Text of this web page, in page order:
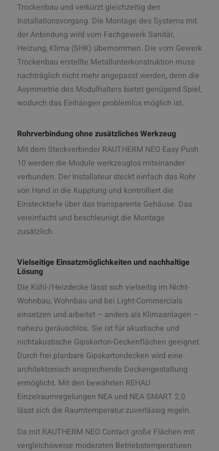
Trockenbau und verkürzt gleichzeitig den
Installationsvorgang. Die Montage des Systems mit
der Anbindung wird vom Fachgewerk Sanitär,
Heizung, Klima (SHK) übernommen. Die vom Gewerk
Trockenbau erstellte Metallunterkonstruktion muss
nachträglich nicht mehr angepasst werden, denn die
Asymmetrie des Modulhalters bietet genügend Spiel,
wodurch das Einhängen problemlos möglich ist.
Rohrverbindung ohne zusätzliches Werkzeug
Mit dem Steckverbinder RAUTHERM NEO Easy Push
10 werden die Module werkzeuglos miteinander
verbunden. Der Installateur steckt einfach das Rohr
von Hand in die Kupplung und kontrolliert die
Einstecktiefe über das transparente Gehäuse. Das
vereinfacht und beschleunigt die Montage
zusätzlich.
Vielseitige Einsatzmöglichkeiten und nachhaltige
Lösung
Die Kühl-/Heizdecke lässt sich vielseitig im Nicht-
Wohnbau, Wohnbau und bei Light-Commercials
einsetzen und arbeitet – anders als Klimaanlagen –
nahezu geräuschlos. Sie ist für akustische und
nichtakustische Gipskarton-Deckenflächen geeignet.
Durch frei planbare Gipskartondecken wird eine
architektonisch ansprechende Deckengestaltung
ermöglicht. Mit den bewährten REHAU
Einzelraumregelungen NEA und NEA SMART 2.0
lässt sich die Raumtemperatur zuverlässig regeln.
Da mit RAUTHERM NEO Contact große Flächen mit
vergleichsweise moderaten Betriebstemperaturen